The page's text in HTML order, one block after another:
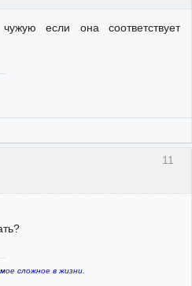
если она соответствует
11
сложное в жизни.